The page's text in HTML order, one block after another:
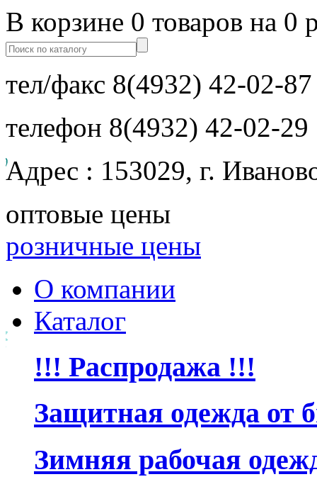
В корзине 0 товаров на 0
тел/факс 8(4932) 42-02-87
телефон 8(4932) 42-02-29
Адрес : 153029, г.
оптовые цены
розничные цены
О компании
Каталог
!!! Распродажа !!!
Защитная одежда от
Зимняя рабочая